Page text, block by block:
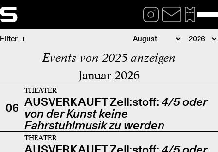
Filter
Events von 2025 anzeigen
Januar 2026
06
THEATER
AUSVERKAUFT Zell:stoff: 4/5 oder
von der Kunst keine
Fahrstuhlmusik zu werden
THEATER